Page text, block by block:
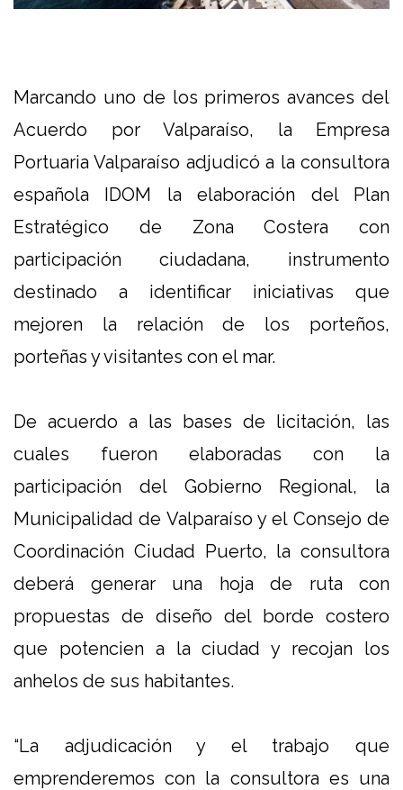
Marcando uno de los primeros avances del
Acuerdo por Valparaíso, la Empresa
Portuaria Valparaíso adjudicó a la consultora
española IDOM la elaboración del Plan
Estratégico de Zona Costera con
participación ciudadana, instrumento
destinado a identificar iniciativas que
mejoren la relación de los porteños,
porteñas y visitantes con el mar.
De acuerdo a las bases de licitación, las
cuales fueron elaboradas con la
participación del Gobierno Regional, la
Municipalidad de Valparaíso y el Consejo de
Coordinación Ciudad Puerto, la consultora
deberá generar una hoja de ruta con
propuestas de diseño del borde costero
que potencien a la ciudad y recojan los
anhelos de sus habitantes.
“La adjudicación y el trabajo que
emprenderemos con la consultora es una